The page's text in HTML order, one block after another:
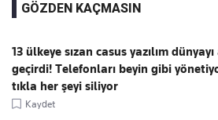
GÖZDEN KAÇMASIN
13 ülkeye sızan casus yazılım
geçirdi! Telefonları beyin gibi
tıkla her şeyi siliyor
Kaydet